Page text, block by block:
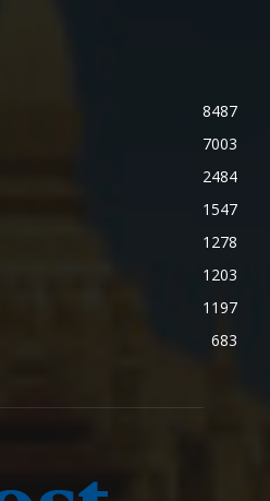
8487
7003
2484
1547
1278
1203
1197
683